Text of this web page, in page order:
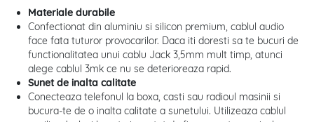
Materiale durabile
Confectionat din aluminiu si silicon premium, cablul audio
face fata tuturor provocarilor. Daca iti doresti sa te bucuri de
functionalitatea unui cablu Jack 3,5mm mult timp, atunci
alege cablul 3mk ce nu se deterioreaza rapid.
Sunet de inalta calitate
Conecteaza telefonul la boxa, casti sau radioul masinii si
bucura-te de o inalta calitate a sunetului. Utilizeaza cablul